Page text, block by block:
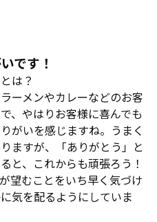
です！
は？
ーメンやカレーなどのお客
、やはりお客様に喜んでも
がいを感じますね。うまく
ますが、「ありがとう」と
と、これからも頑張ろう！
望むことをいち早く気づけ
気を配るようにしていま